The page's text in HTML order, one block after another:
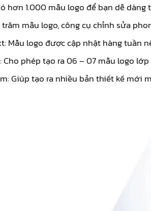
hơn 1.000 mẫu logo để bạn dễ
trăm mẫu logo, công cụ chỉnh sửa
Mẫu logo được cập nhật hàng tuần
Cho phép tạo ra 06 – 07 mẫu logo
Giúp tạo ra nhiều bản thiết kế mới